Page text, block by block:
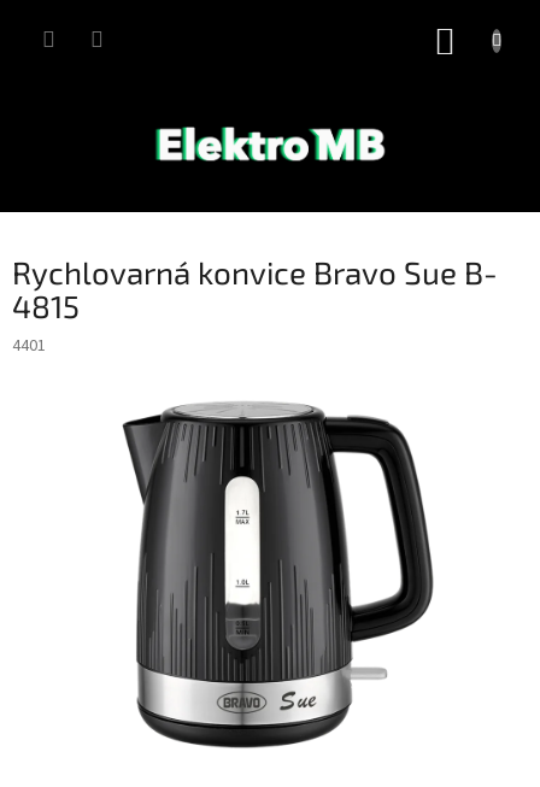
Rychlovarná konvice Bravo Sue B-
4815
4401